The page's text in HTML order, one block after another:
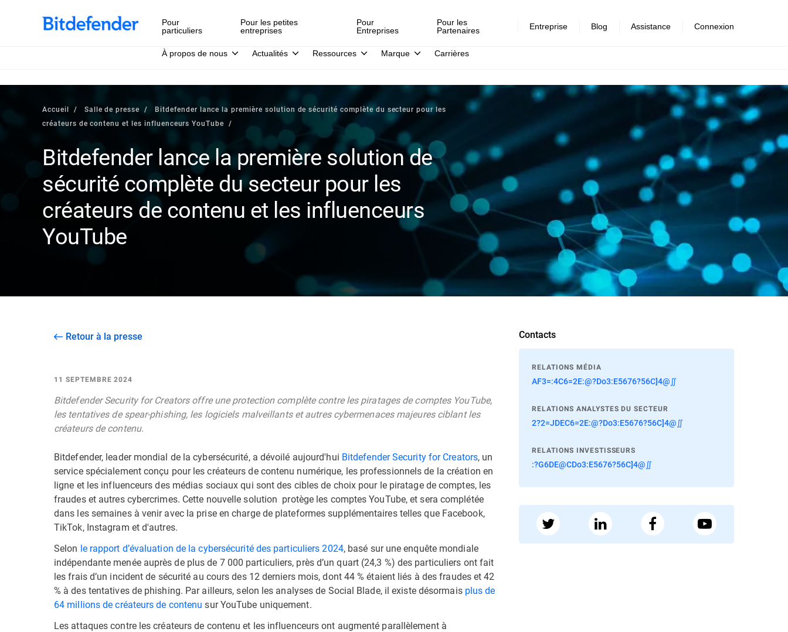
Pour
particuliers
Pour les petites
entreprises
Pour
Entreprises
Pour les
Partenaires
Entreprise
À propos de nous Actualités Ressources Marque Carrières
Blog Assistance Connexion
Accueil Salle de presse
Bitdefender lance la première solution de sécurité complète du secteur pour les
créateurs de contenu et les influenceurs YouTube
Bitdefender lance la première solution de
sécurité complète du secteur pour les
créateurs de contenu et les influenceurs
YouTube
Retour à la presse
11 SEPTEMBRE 2024
Bitdefender Security for Creators offre une protection complète contre les piratages de comptes YouTube,
les tentatives de spear-phishing, les logiciels malveillants et autres cybermenaces majeures ciblant les
créateurs de contenu.
Bitdefender, leader mondial de la cybersécurité, a dévoilé aujourd'hui Bitdefender Security for Creators, un
service spécialement conçu pour les créateurs de contenu numérique, les professionnels de la création en
ligne et les influenceurs des médias sociaux qui sont des cibles de choix pour le piratage de comptes, les
fraudes et autres cybercrimes. Cette nouvelle solution protège les comptes YouTube, et sera complétée
dans les semaines à venir avec la prise en charge de plateformes supplémentaires telles que Facebook,
TikTok, Instagram et d'autres.
Selon le rapport d’évaluation de la cybersécurité des particuliers 2024, basé sur une enquête mondiale
indépendante menée auprès de plus de 7 000 particuliers, près d’un quart (24,3 %) des particuliers ont fait
les frais d’un incident de sécurité au cours des 12 derniers mois, dont 44 % étaient liés à des fraudes et 42
% à des tentatives de phishing. Par ailleurs, selon les analyses de Social Blade, il existe désormais plus de
64 millions de créateurs de contenu sur YouTube uniquement.
Les attaques contre les créateurs de contenu et les influenceurs ont augmenté parallèlement à
Contacts
RELATIONS MÉDIA
AF3=:4C6=2E:@?Do3:E5676?56C]4@∬
RELATIONS ANALYSTES DU SECTEUR
2?2=JDEC6=2E:@?Do3:E5676?56C]4@∬
RELATIONS INVESTISSEURS
:?G6DE@CDo3:E5676?56C]4@∬